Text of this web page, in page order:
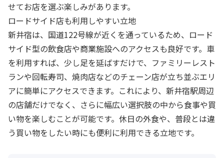
せてお店を選ぶ楽しみがあります。
ロードサイド店も利用しやすい立地
新井宿は、国道122号線が近くを通っているため、ロード
サイド型の飲食店や商業施設へのアクセスも良好です。車
を利用すれば、少し足を延ばすだけで、ファミリーレスト
ランや回転寿司、焼肉店などのチェーン店が立ち並ぶエリ
アに簡単にアクセスできます。これにより、新井宿駅周辺
の店舗だけでなく、さらに幅広い選択肢の中から食事や買
い物を楽しむことが可能です。休日の外食や、普段とは違
う買い物をしたい時にも便利に利用できる立地です。